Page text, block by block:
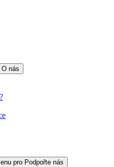
nás
pro Podpořte nás